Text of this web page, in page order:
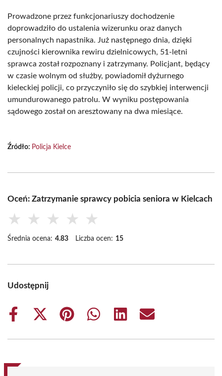
Prowadzone przez funkcjonariuszy dochodzenie
doprowadziło do ustalenia wizerunku oraz danych
personalnych napastnika. Już następnego dnia, dzięki
czujności kierownika rewiru dzielnicowych, 51-letni
sprawca został rozpoznany i zatrzymany. Policjant, będący
w czasie wolnym od służby, powiadomił dyżurnego
kieleckiej policji, co przyczyniło się do szybkiej interwencji
umundurowanego patrolu. W wyniku postępowania
sądowego został on aresztowany na dwa miesiące.
Źródło: Policja Kielce
Oceń: Zatrzymanie sprawcy pobicia seniora w Kielcach
★ ★ ★ ★ ★
Średnia ocena: 4.83 Liczba ocen: 15
Udostępnij
Share
Share
(Twitter)
Share
Share
Share
Share